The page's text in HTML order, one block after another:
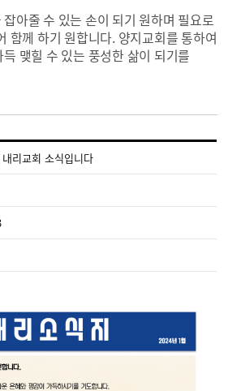
아줄 수 있는 손이 되기 원하며 필요로
함께 하기 원합니다. 양지교회를 통하여
맺힐 수 있는 풍성한 삶이 되기를
리교회 소식입니다